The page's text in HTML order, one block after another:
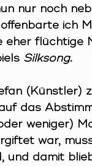
nur noch
ich
eher
Silksong.
(Künstler)
das
weniger)
war,
und damit